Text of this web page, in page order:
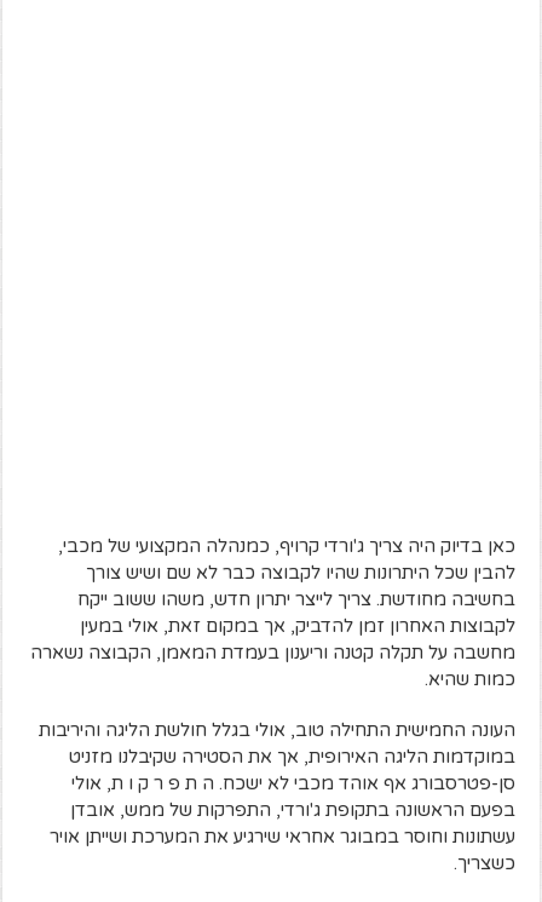
כאן בדיוק היה צריך ג'ורדי קרויף, כמנהלה המקצועי של מכבי,
להבין שכל היתרונות שהיו לקבוצה כבר לא שם ושיש צורך
בחשיבה מחודשת. צריך לייצר יתרון חדש, משהו ששוב ייקח
לקבוצות האחרון זמן להדביק, אך במקום זאת, אולי במעין
מחשבה על תקלה קטנה וריענון בעמדת המאמן, הקבוצה נשארה
כמות שהיא.
העונה החמישית התחילה טוב, אולי בגלל חולשת הליגה והיריבות
במוקדמות הליגה האירופית, אך את הסטירה שקיבלנו מזניט
סן-פטרסבורג אף אוהד מכבי לא ישכח. ה ת פ ר ק ו ת, אולי
בפעם הראשונה בתקופת ג'ורדי, התפרקות של ממש, אובדן
עשתונות וחוסר במבוגר אחראי שירגיע את המערכת ושייתן אויר
כשצריך.